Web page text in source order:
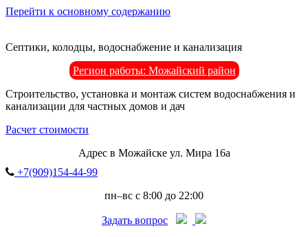
Перейти к основному содержанию
Септики, колодцы, водоснабжение и канализация
Регион работы: Можайский район
Строительство, установка и монтаж систем водоснабжения и
канализации для частных домов и дач
Расчет стоимости
Адрес в Можайске ул. Мира 16а
+7(909)154-44-99
пн–вс с 8:00 до 22:00
Задать вопрос